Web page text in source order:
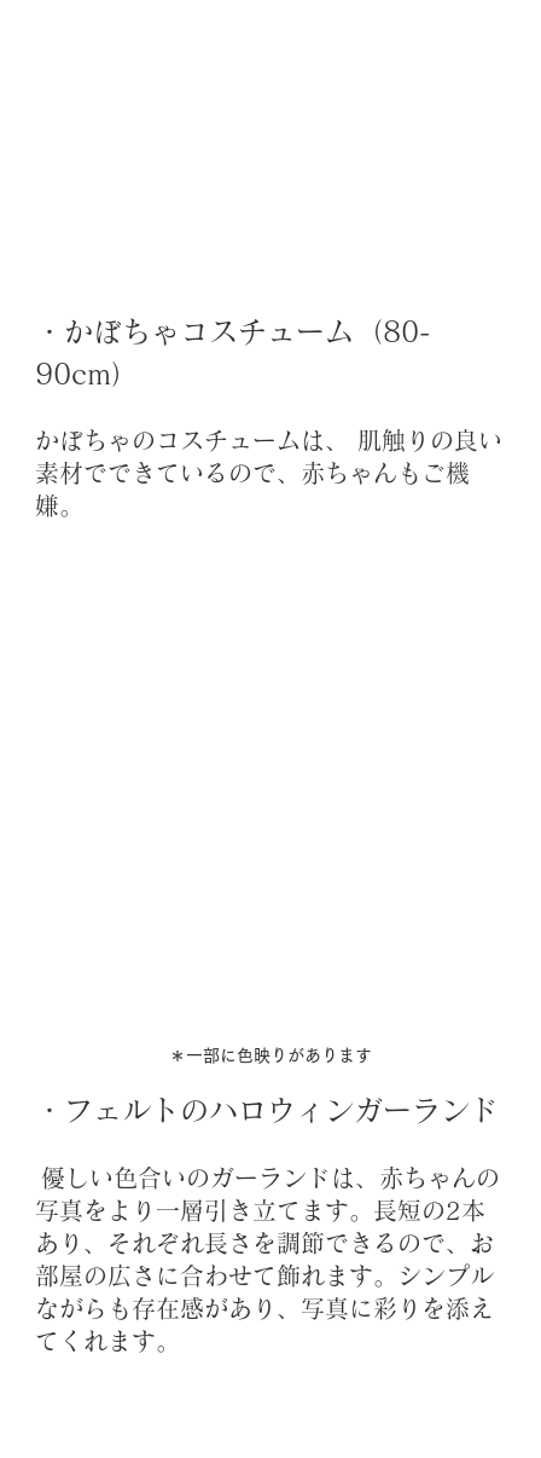
・かぼちゃコスチューム（80-
90cm）
かぼちゃのコスチュームは、 肌触りの良い
素材でできているので、赤ちゃんもご機
嫌。
＊一部に色映りがあります
・フェルトのハロウィンガーランド
優しい色合いのガーランドは、赤ちゃんの
写真をより一層引き立てます。長短の2本
あり、それぞれ長さを調節できるので、お
部屋の広さに合わせて飾れます。シンプル
ながらも存在感があり、写真に彩りを添え
てくれます。